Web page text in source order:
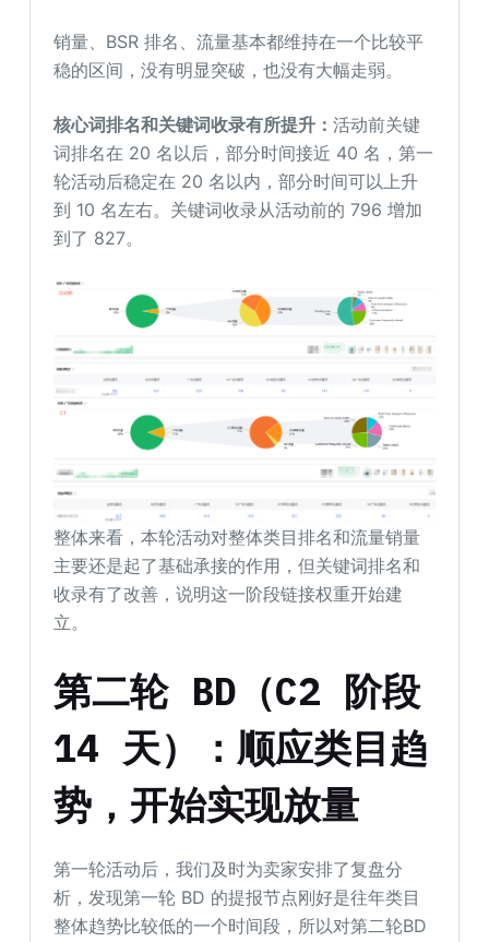
销量、BSR 排名、流量基本都维持在一个比较平
稳的区间，没有明显突破，也没有大幅走弱。
核心词排名和关键词收录有所提升：活动前关键
词排名在 20 名以后，部分时间接近 40 名，第一
轮活动后稳定在 20 名以内，部分时间可以上升
到 10 名左右。关键词收录从活动前的 796 增加
到了 827。
整体来看，本轮活动对整体类目排名和流量销量
主要还是起了基础承接的作用，但关键词排名和
收录有了改善，说明这一阶段链接权重开始建
立。
第二轮 BD（C2 阶段
14 天）： 顺应类目趋
势，开始实现放量
第一轮活动后，我们及时为卖家安排了复盘分
析，发现第一轮 BD 的提报节点刚好是往年类目
整体趋势比较低的一个时间段，所以对第二轮BD